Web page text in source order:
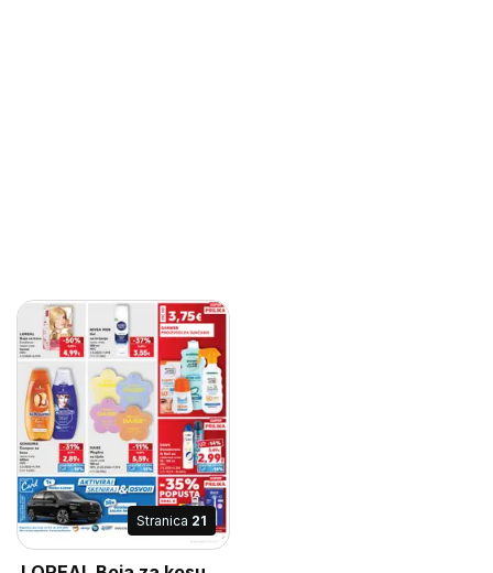
Stranica 21